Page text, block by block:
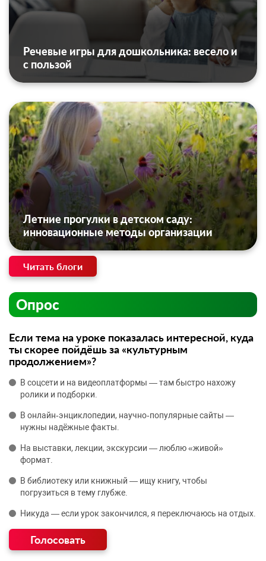
Речевые игры для дошкольника: весело и
с пользой
Летние прогулки в детском саду:
инновационные методы организации
Читать блоги
Опрос
Если тема на уроке показалась интересной, куда
ты скорее пойдёшь за «культурным
продолжением»?
В соцсети и на видеоплатформы — там быстро нахожу
ролики и подборки.
В онлайн‑энциклопедии, научно‑популярные сайты —
нужны надёжные факты.
На выставки, лекции, экскурсии — люблю «живой»
формат.
В библиотеку или книжный — ищу книгу, чтобы
погрузиться в тему глубже.
Никуда — если урок закончился, я переключаюсь на отдых.